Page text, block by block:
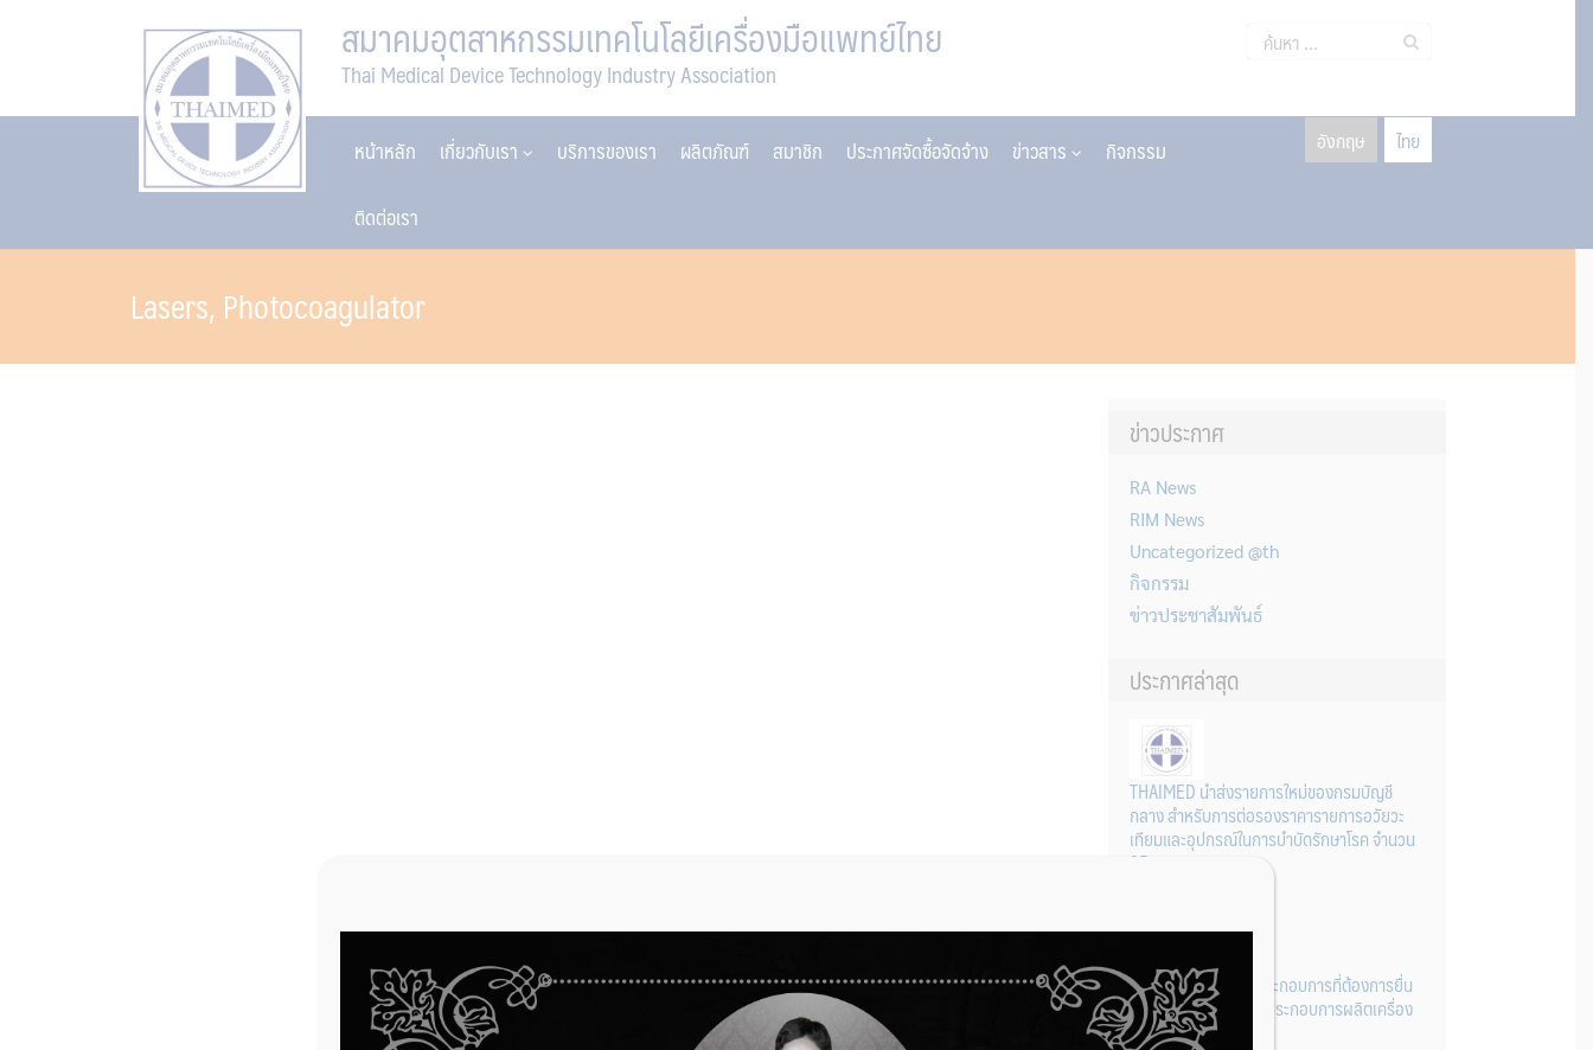
สมาคมอุตสาหกรรมเทคโนโลยีเครื่องมือแพทย์ไทย
Thai Medical Device Technology Industry Association
ค้นหา
หน้าหลัก เกี่ยวกับเรา บริการของเรา ผลิตภัณฑ์ สมาชิก ประกาศจัดซื้อจัดจ้าง ข่าวสาร
กิจกรรม
ติดต่อเรา
อังกฤษ ไทย
Lasers, Photocoagulator
ข่าวประกาศ
RA News
RIM News
Uncategorized @th
กิจกรรม
ข่าวประชาสัมพันธ์
ประกาศล่าสุด
THAIMED นำส่งรายการใหม่ของกรมบัญชี
กลาง สำหรับการต่อรองราคารายการอวัยวะ
เทียมและอุปกรณ์ในการบำบัดรักษาโรค จำนวน
25 รายการ
การเตรียมเอกสารผู้ประกอบการที่ต้องการยื่น
คำขอจดทะเบียนสถานประกอบการผลิตเครื่อง
มือแพทย์ (รายใหม่)